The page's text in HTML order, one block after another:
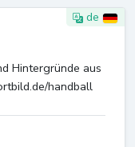
de
Hintergründe aus
handball